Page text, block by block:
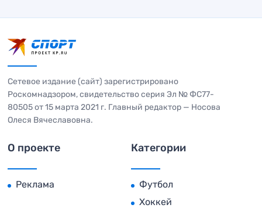
Сетевое издание (сайт) зарегистрировано
Роскомнадзором, свидетельство серия Эл № ФС77-
80505 от 15 марта 2021 г. Главный редактор — Носова
Олеся Вячеславовна.
О проекте
Реклама
Категории
Футбол
Хоккей